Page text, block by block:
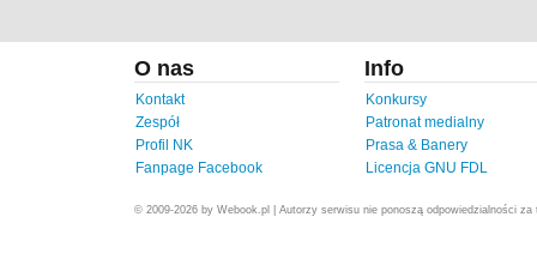
O nas
Kontakt
Zespół
Profil NK
Fanpage Facebook
Info
Konkursy
Patronat medialny
Prasa & Banery
Licencja GNU FDL
© 2009-2026 by Webook.pl | Autorzy serwisu nie ponoszą odpowiedzialności